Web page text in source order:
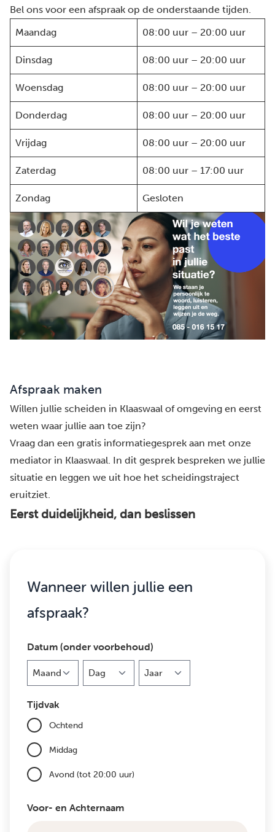
Bel ons voor een afspraak op de onderstaande tijden.
Maandag
08:00 uur – 20:00 uur
Dinsdag 08:00 uur – 20:00 uur
Woensdag 08:00 uur – 20:00 uur
Donderdag 08:00 uur – 20:00 uur
Vrijdag 08:00 uur – 20:00 uur
Zaterdag 08:00 uur – 17:00 uur
Zondag Gesloten
Afspraak maken
Willen jullie scheiden in Klaaswaal of omgeving en eerst
weten waar jullie aan toe zijn?
Vraag dan een gratis informatiegesprek aan met onze
mediator in Klaaswaal. In dit gesprek bespreken we jullie
situatie en leggen we uit hoe het scheidingstraject
eruitziet.
Eerst duidelijkheid, dan beslissen
Wanneer willen jullie een
afspraak?
Datum (onder voorbehoud)
Tijdvak
Ochtend
Middag
Avond (tot 20:00 uur)
Voor- en Achternaam